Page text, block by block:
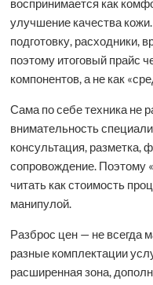
воспринимается как
улучшение качества
подготовку, расходники,
поэтому итоговый прайс
компонентов, а не как
Сама по себе техника не
внимательность
консультация, разметка,
сопровождение. Поэтому
читать как стоимость
манипулой.
Разброс цен — не всегда
разные комплектации
расширенная зона,